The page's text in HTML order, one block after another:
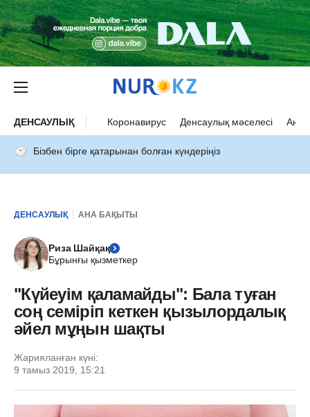
ДЕНСАУЛЫҚ Коронавирус Денсаулық мәселесі Ана
Бізбен бірге қатарынан болған күндеріңіз
ДЕНСАУЛЫҚ АНА БАҚЫТЫ
Риза Шайқақ
Бұрынғы қызметкер
"Күйеуім қаламайды": Бала туған
соң семіріп кеткен қызылордалық
әйел мұңын шақты
Жарияланған күні:
9 тамыз 2019, 15:21